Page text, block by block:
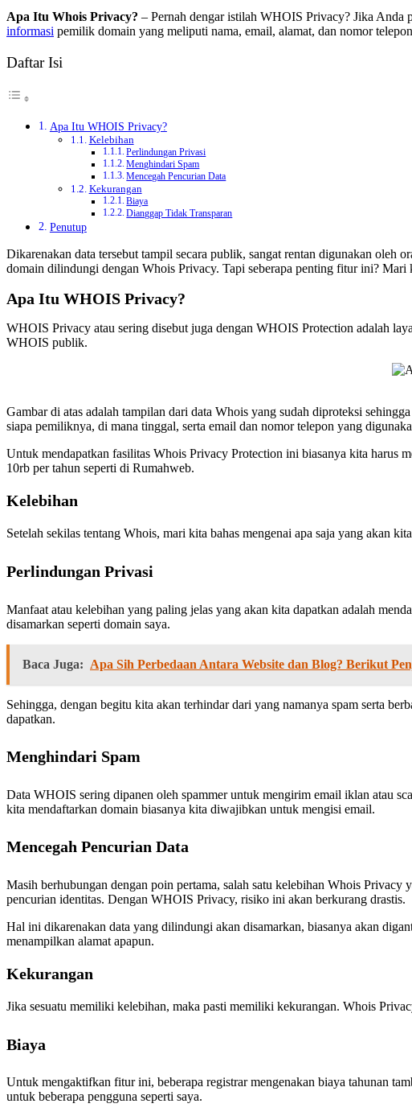
Apa Itu Whois Privacy? – Pernah dengar istilah WHOIS Privacy? Jika Anda
informasi pemilik domain yang meliputi nama, email, alamat, dan nomor
Daftar Isi
Apa Itu WHOIS Privacy?
Kelebihan
Perlindungan Privasi
Menghindari Spam
Mencegah Pencurian Data
Kekurangan
Biaya
Dianggap Tidak Transparan
Penutup
Dikarenakan data tersebut tampil secara publik, sangat rentan digunakan oleh
domain dilindungi dengan Whois Privacy. Tapi seberapa penting fitur ini? Mari
Apa Itu WHOIS Privacy?
WHOIS Privacy atau sering disebut juga dengan WHOIS Protection adalah
WHOIS publik.
Gambar di atas adalah tampilan dari data Whois yang sudah diproteksi
siapa pemiliknya, di mana tinggal, serta email dan nomor telepon yang
Untuk mendapatkan fasilitas Whois Privacy Protection ini biasanya kita harus
10rb per tahun seperti di Rumahweb.
Kelebihan
Setelah sekilas tentang Whois, mari kita bahas mengenai apa saja yang akan
Perlindungan Privasi
Manfaat atau kelebihan yang paling jelas yang akan kita dapatkan adalah
disamarkan seperti domain saya.
Baca Juga: Apa Sih Perbedaan Antara Website dan Blog? Berikut
Sehingga, dengan begitu kita akan terhindar dari yang namanya spam serta
dapatkan.
Menghindari Spam
Data WHOIS sering dipanen oleh spammer untuk mengirim email iklan atau
kita mendaftarkan domain biasanya kita diwajibkan untuk mengisi email.
Mencegah Pencurian Data
Masih berhubungan dengan poin pertama, salah satu kelebihan Whois
pencurian identitas. Dengan WHOIS Privacy, risiko ini akan berkurang drastis.
Hal ini dikarenakan data yang dilindungi akan disamarkan, biasanya akan
menampilkan alamat apapun.
Kekurangan
Jika sesuatu memiliki kelebihan, maka pasti memiliki kekurangan. Whois
Biaya
Untuk mengaktifkan fitur ini, beberapa registrar mengenakan biaya tahunan
untuk beberapa pengguna seperti saya.